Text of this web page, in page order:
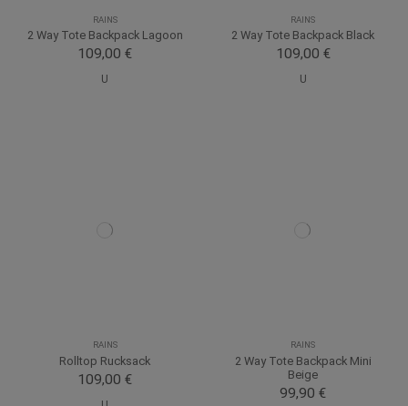
RAINS
2 Way Tote Backpack Lagoon
109,00 €
U
RAINS
2 Way Tote Backpack Black
109,00 €
U
RAINS
Rolltop Rucksack
109,00 €
RAINS
2 Way Tote Backpack Mini
Beige
99,90 €